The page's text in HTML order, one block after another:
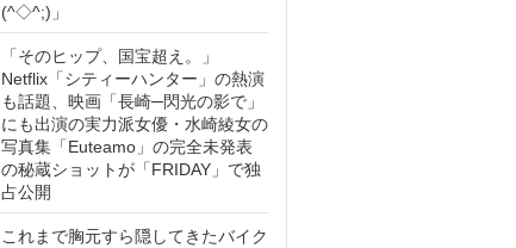
(^◇^;)」
「そのヒップ、国宝超え。」
Netflix「シティーハンター」の熱演
も話題、映画「長崎─閃光の影で」
にも出演の実力派女優・水崎綾女の
写真集「Euteamo」の完全未発表
の秘蔵ショットが「FRIDAY」で独
占公開
これまで胸元すら隠してきたバイク